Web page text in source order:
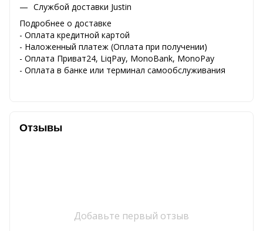
Службой доставки Justin
Подробнее о доставке
- Оплата кредитной картой
- Наложенный платеж (Оплата при получении)
- Оплата Приват24, LiqPay, MonoBank, MonoPay
- Оплата в банке или терминал самообслуживания
Отзывы
Добавьте первый отзыв